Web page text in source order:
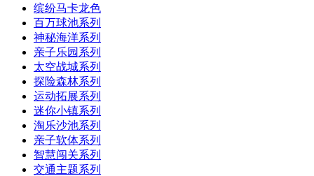
缤纷马卡龙色
百万球池系列
神秘海洋系列
亲子乐园系列
太空战城系列
探险森林系列
运动拓展系列
迷你小镇系列
淘乐沙池系列
亲子软体系列
智慧闯关系列
交通主题系列